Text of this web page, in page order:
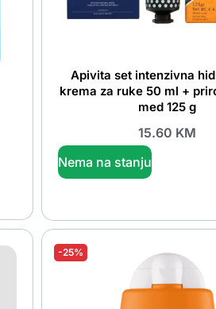
Apivita set intenzivna
krema za ruke 50 ml +
med 125 g
15.60 KM
Nema na stanju
-25%